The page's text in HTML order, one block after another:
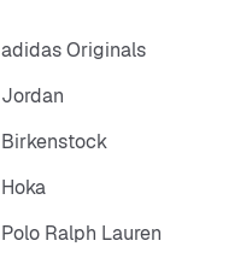
adidas Originals
Jordan
Birkenstock
Hoka
Polo Ralph Lauren